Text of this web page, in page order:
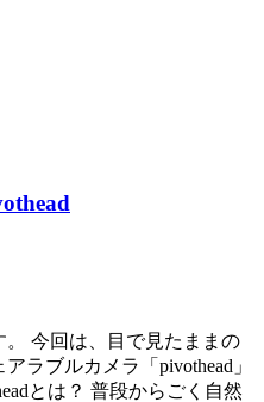
今回は、目で見たままの
ラブルカメラ「pivothead」
とは？ 普段からごく自然